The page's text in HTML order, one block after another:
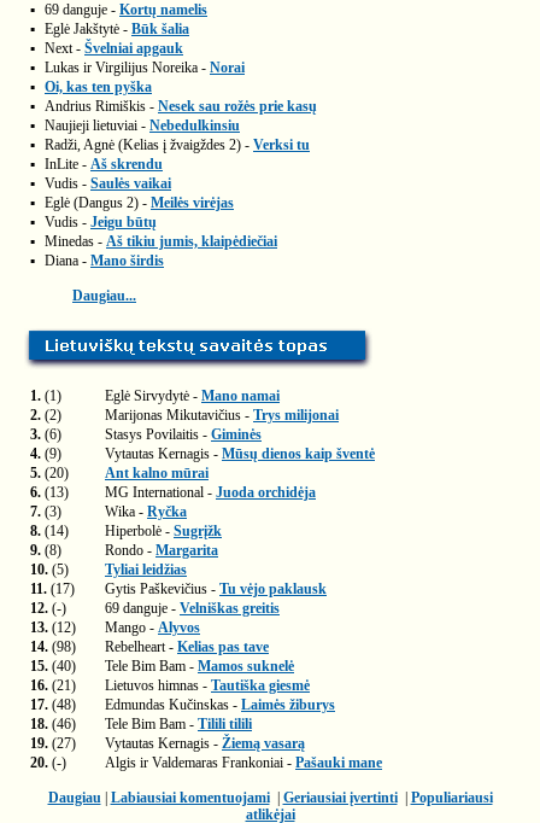
▪ 69 danguje - Kortų namelis
▪ Eglė Jakštytė - Būk šalia
▪ Next - Švelniai apgauk
▪ Lukas ir Virgilijus Noreika - Norai
▪ Oi, kas ten pyška
▪ Andrius Rimiškis - Nesek sau rožės prie kasų
▪ Naujieji lietuviai - Nebedulkinsiu
▪ Radži, Agnė (Kelias į žvaigždes 2) - Verksi tu
▪ InLite - Aš skrendu
▪ Vudis - Saulės vaikai
▪ Eglė (Dangus 2) - Meilės virėjas
▪ Vudis - Jeigu būtų
▪ Minedas - Aš tikiu jumis, klaipėdiečiai
▪ Diana - Mano širdis
Daugiau...
1. (1) Eglė Sirvydytė - Mano namai
2. (2) Marijonas Mikutavičius - Trys milijonai
3. (6) Stasys Povilaitis - Giminės
4. (9) Vytautas Kernagis - Mūsų dienos kaip šventė
5. (20)
Ant kalno mūrai
6. (13) MG International - Juoda orchidėja
7. (3) Wika - Ryčka
8. (14) Hiperbolė - Sugrįžk
9. (8) Rondo - Margarita
10. (5)
Tyliai leidžias
11. (17) Gytis Paškevičius - Tu vėjo paklausk
12. (-) 69 danguje - Velniškas greitis
13. (12) Mango - Alyvos
14. (98) Rebelheart - Kelias pas tave
15. (40) Tele Bim Bam - Mamos suknelė
16. (21) Lietuvos himnas - Tautiška giesmė
17. (48) Edmundas Kučinskas - Laimės žiburys
18. (46) Tele Bim Bam - Tilili tilili
19. (27) Vytautas Kernagis - Žiemą vasarą
20. (-) Algis ir Valdemaras Frankoniai - Pašauki mane
Daugiau| Labiausiai komentuojami| Geriausiai įvertinti| Populiariausi
atlikėjai